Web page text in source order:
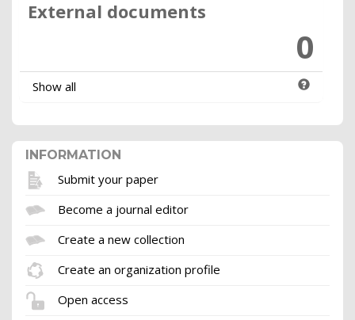
External documents
0
Show all
INFORMATION
Submit your paper
Become a journal editor
Create a new collection
Create an organization profile
Open access